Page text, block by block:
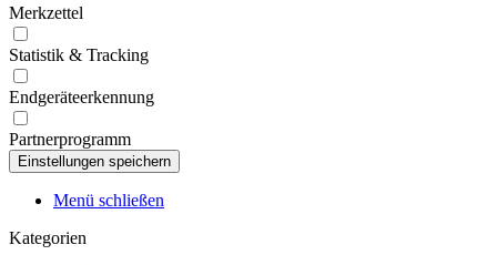
Merkzettel
Statistik & Tracking
Endgeräteerkennung
Partnerprogramm
Menü schließen
Kategorien